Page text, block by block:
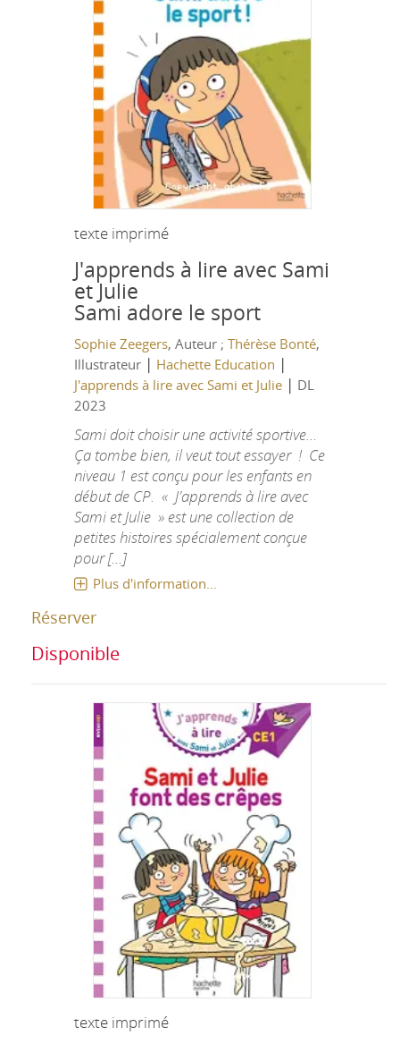
texte imprimé
J'apprends à lire avec Sami
et Julie
Sami adore le sport
Sophie Zeegers, Auteur ; Thérèse Bonté,
Illustrateur | Hachette Education |
J'apprends à lire avec Sami et Julie| DL
2023
Sami doit choisir une activité sportive…
Ça tombe bien, il veut tout essayer ! Ce
niveau 1 est conçu pour les enfants en
début de CP. « J'apprends à lire avec
Sami et Julie » est une collection de
petites histoires spécialement conçue
pour [...]
Plus d'information...
Réserver
Disponible
texte imprimé